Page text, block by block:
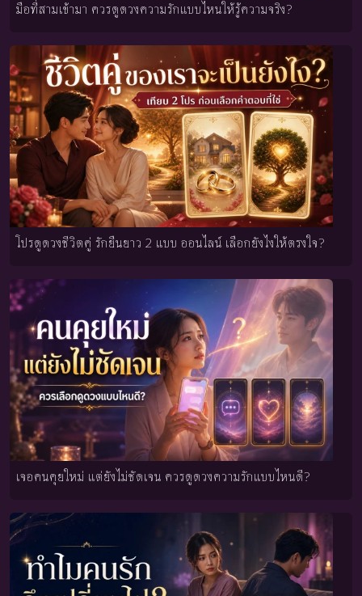
มือที่สามเข้ามา ควรดูดวงความรักแบบไหนให้รู้ความจริง?
โปรดูดวงชีวิตคู่ รักยืนยาว 2 แบบ ออนไลน์ เลือกยังไงให้ตรงใจ?
เจอคนคุยใหม่ แต่ยังไม่ชัดเจน ควรดูดวงความรักแบบไหนดี?